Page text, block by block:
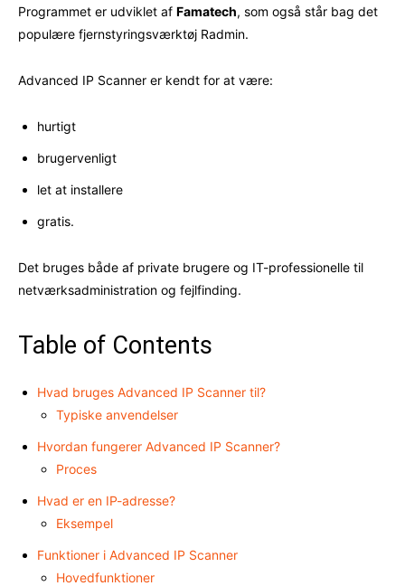
Programmet er udviklet af Famatech, som også står bag det
populære fjernstyringsværktøj Radmin.
Advanced IP Scanner er kendt for at være:
hurtigt
brugervenligt
let at installere
gratis.
Det bruges både af private brugere og IT-professionelle til
netværksadministration og fejlfinding.
Table of Contents
Hvad bruges Advanced IP Scanner til?
Typiske anvendelser
Hvordan fungerer Advanced IP Scanner?
Proces
Hvad er en IP-adresse?
Eksempel
Funktioner i Advanced IP Scanner
Hovedfunktioner